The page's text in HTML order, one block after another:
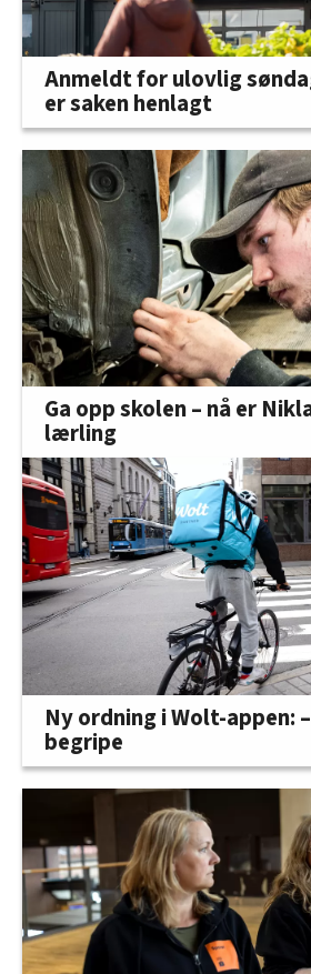
Anmeldt for ulovlig
er saken henlagt
Ga opp skolen – nå er
lærling
Ny ordning i Wolt-appen:
begripe